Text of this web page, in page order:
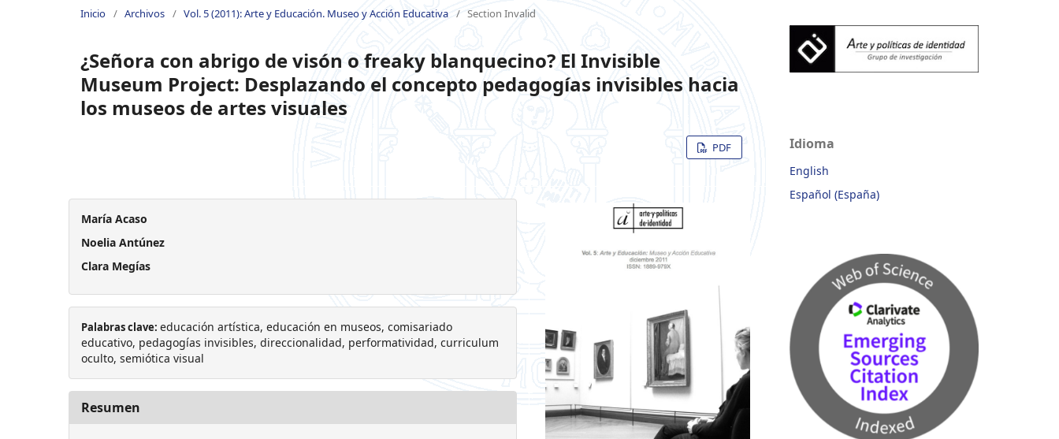
Inicio / Archivos / Vol. 5 (2011): Arte y Educación. Museo y Acción Educativa / Section Invalid
¿Señora con abrigo de visón o freaky blanquecino? El Invisible
Museum Project: Desplazando el concepto pedagogías invisibles hacia
los museos de artes visuales
PDF
María Acaso
Noelia Antúnez
Clara Megías
Palabras clave: educación artística, educación en museos, comisariado
educativo, pedagogías invisibles, direccionalidad, performatividad, curriculum
oculto, semiótica visual
Resumen
Idioma
English
Español (España)